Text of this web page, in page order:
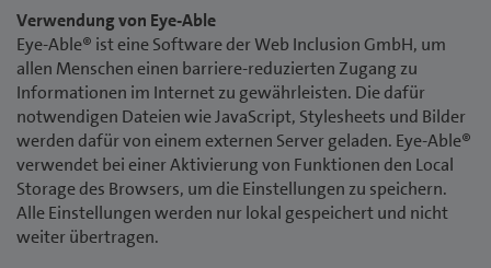
Verwendung von Eye-Able
Eye-Able® ist eine Software der Web Inclusion GmbH, um
allen Menschen einen barriere-reduzierten Zugang zu
Informationen im Internet zu gewährleisten. Die dafür
notwendigen Dateien wie JavaScript, Stylesheets und Bilder
werden dafür von einem externen Server geladen. Eye-Able®
verwendet bei einer Aktivierung von Funktionen den Local
Storage des Browsers, um die Einstellungen zu speichern.
Alle Einstellungen werden nur lokal gespeichert und nicht
weiter übertragen.